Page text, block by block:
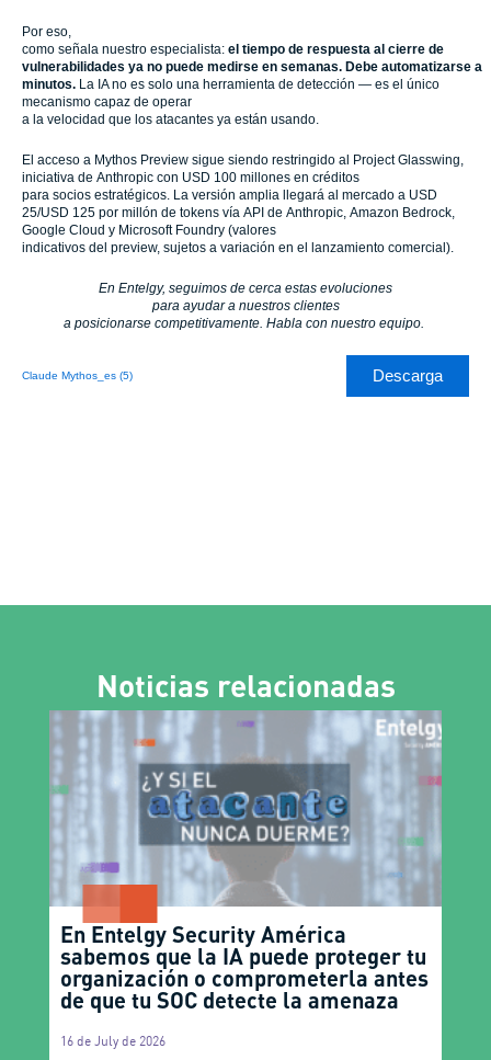
Por eso,
como señala nuestro especialista: el tiempo de respuesta al cierre de
vulnerabilidades ya no puede medirse en semanas. Debe automatizarse a
minutos. La IA no es solo una herramienta de detección — es el único
mecanismo capaz de operar
a la velocidad que los atacantes ya están usando.
El acceso a Mythos Preview sigue siendo restringido al Project Glasswing,
iniciativa de Anthropic con USD 100 millones en créditos
para socios estratégicos. La versión amplia llegará al mercado a USD
25/USD 125 por millón de tokens vía API de Anthropic, Amazon Bedrock,
Google Cloud y Microsoft Foundry (valores
indicativos del preview, sujetos a variación en el lanzamiento comercial).
En Entelgy, seguimos de cerca estas evoluciones
para ayudar a nuestros clientes
a posicionarse competitivamente. Habla con nuestro equipo.
Claude Mythos_es (5) Descarga
Noticias relacionadas
En Entelgy Security América
sabemos que la IA puede proteger tu
organización o comprometerla antes
de que tu SOC detecte la amenaza
16 de July de 2026